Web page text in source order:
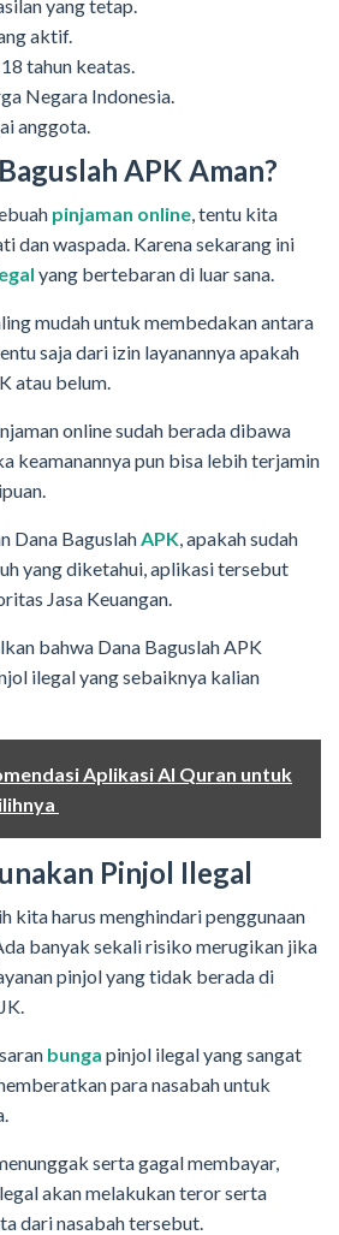
yang tetap.
aktif.
tahun keatas.
Negara Indonesia.
anggota.
APK Aman?
pinjaman online , tentu kita
dan waspada. Karena sekarang ini
yang bertebaran di luar sana.
mudah untuk membedakan antara
saja dari izin layanannya apakah
atau belum.
online sudah berada dibawa
keamanannya pun bisa lebih terjamin
Dana Baguslah APK , apakah sudah
yang diketahui, aplikasi tersebut
Jasa Keuangan.
bahwa Dana Baguslah APK
ilegal yang sebaiknya kalian
Aplikasi Al Quran untuk
Pinjol Ilegal
kita harus menghindari penggunaan
banyak sekali risiko merugikan jika
pinjol yang tidak berada di
bunga pinjol ilegal yang sangat
para nasabah untuk
serta gagal membayar,
akan melakukan teror serta
dari nasabah tersebut.